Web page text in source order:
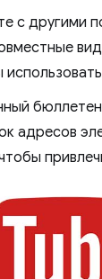
с другими
адресов